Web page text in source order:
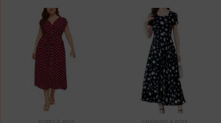
ROBES À POIS CHEMISES À POIS